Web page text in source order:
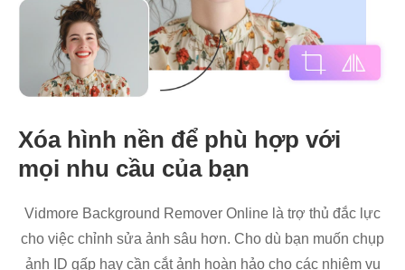
Xóa hình nền để phù hợp với
mọi nhu cầu của bạn
Vidmore Background Remover Online là trợ thủ đắc lực
cho việc chỉnh sửa ảnh sâu hơn. Cho dù bạn muốn chụp
ảnh ID gấp hay cần cắt ảnh hoàn hảo cho các nhiệm vụ